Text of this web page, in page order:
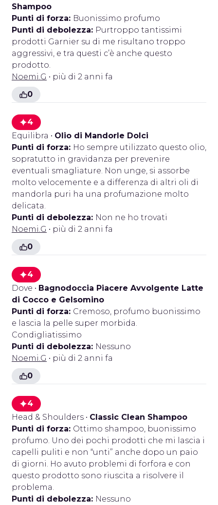
Shampoo
Punti di forza: Buonissimo profumo
Punti di debolezza: Purtroppo tantissimi
prodotti Garnier su di me risultano troppo
aggressivi, e tra questi c’è anche questo
prodotto.
Noemi.G • più di 2 anni fa
0
4
Equilibra • Olio di Mandorle Dolci
Punti di forza: Ho sempre utilizzato questo olio,
sopratutto in gravidanza per prevenire
eventuali smagliature. Non unge, si assorbe
molto velocemente e a differenza di altri oli di
mandorla puri ha una profumazione molto
delicata.
Punti di debolezza: Non ne ho trovati
Noemi.G • più di 2 anni fa
0
4
Dove • Bagnodoccia Piacere Avvolgente Latte
di Cocco e Gelsomino
Punti di forza: Cremoso, profumo buonissimo
e lascia la pelle super morbida.
Condigliatissimo
Punti di debolezza: Nessuno
Noemi.G • più di 2 anni fa
0
4
Head & Shoulders • Classic Clean Shampoo
Punti di forza: Ottimo shampoo, buonissimo
profumo. Uno dei pochi prodotti che mi lascia i
capelli puliti e non “unti” anche dopo un paio
di giorni. Ho avuto problemi di forfora e con
questo prodotto sono riuscita a risolvere il
problema.
Punti di debolezza: Nessuno